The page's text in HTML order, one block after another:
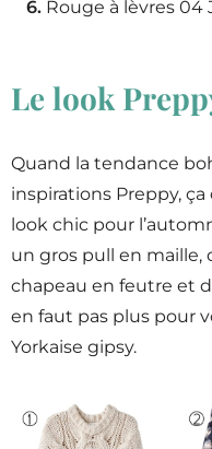
6. Rouge à lèvres 04
Le look
Quand la tendance
inspirations Preppy,
look chic pour
un gros pull en maille,
chapeau en feutre et
en faut pas plus pour
Yorkaise gipsy.